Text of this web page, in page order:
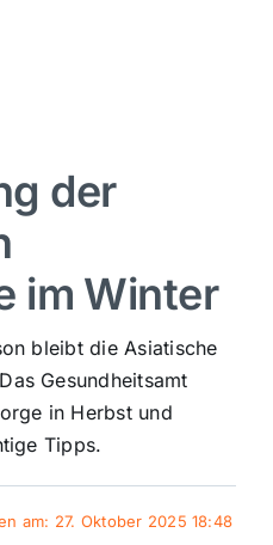
der
im Winter
bleibt die Asiatische
Gesundheitsamt
in Herbst und
Tipps.
am: 27. Oktober 2025 18:48